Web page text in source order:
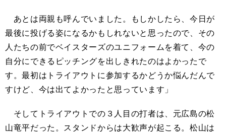
あとは両親も呼んでいました。もしかしたら、今日が
最後に投げる姿になるかもしれないと思ったので、その
人たちの前でベイスターズのユニフォームを着て、今の
自分にできるピッチングを出しきれたのはよかったで
す。最初はトライアウトに参加するかどうか悩んだんで
すけど、今は出てよかったと思っています」
そしてトライアウトでの３人目の打者は、元広島の松
山竜平だった。スタンドからは大歓声が起こる。松山は